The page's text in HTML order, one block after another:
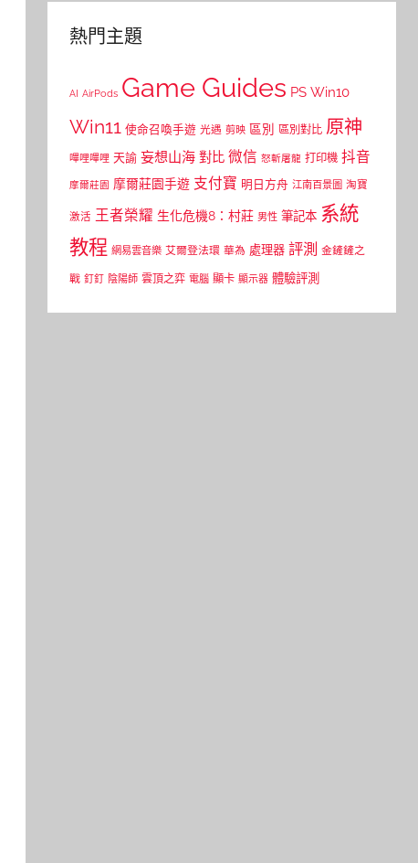
熱門主題
AI AirPods Game Guides PS Win10
Win11 使命召喚手遊 光遇 剪映 區別 區別對比 原神
嗶哩嗶哩 天諭 妄想山海 對比 微信 怒斬屠龍 打印機 抖音
摩爾莊園 摩爾莊園手遊 支付寶 明日方舟 江南百景圖 淘寶
激活 王者榮耀 生化危機8：村莊 男性 筆記本 系統
教程 網易雲音樂 艾爾登法環 華為 處理器 評測 金鏟鏟之
戰 釘釘 陰陽師 雲頂之弈 電腦 顯卡 顯示器 體驗評測